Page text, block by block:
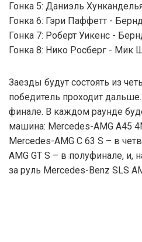
Гонка 5: Даниэль
Гонка 6: Гэри Паффетт -
Гонка 7: Роберт Уикенс -
Гонка 8: Нико Росберг - Мик
Заезды будут состоять из
победитель проходит
финале. В каждом раунде
машина: Mercedes-AMG A45
Mercedes-AMG C 63 S – в
AMG GT S – в полуфинале, и,
за руль Mercedes-Benz SLS